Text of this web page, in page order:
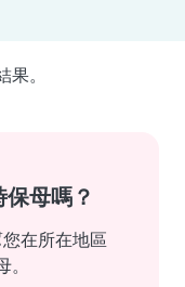
。
母嗎？
在所在地區